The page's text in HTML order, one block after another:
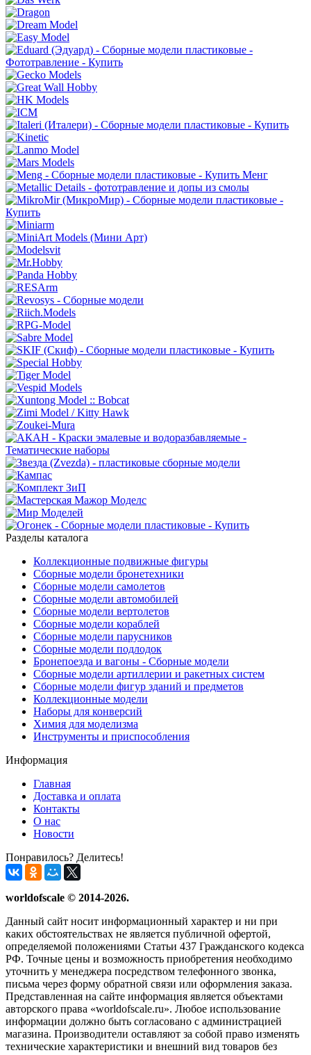
Разделы каталога
Коллекционные подвижные фигуры
Сборные модели бронетехники
Сборные модели самолетов
Сборные модели автомобилей
Сборные модели вертолетов
Сборные модели кораблей
Сборные модели парусников
Сборные модели подлодок
Бронепоезда и вагоны - Сборные модели
Сборные модели артиллерии и ракетных систем
Сборные модели фигур зданий и предметов
Коллекционные модели
Наборы для конверсий
Химия для моделизма
Инструменты и приспособления
Информация
Главная
Доставка и оплата
Контакты
О нас
Новости
Понравилось? Делитесь!
worldofscale © 2014-2026.
Данный сайт носит информационный характер и ни при
каких обстоятельствах не является публичной офертой,
определяемой положениями Статьи 437 Гражданского кодекса
РФ. Точные цены и возможность приобретения необходимо
уточнить у менеджера посредством телефонного звонка,
письма через форму обратной связи или оформления заказа.
Представленная на сайте информация является объектами
авторского права «worldofscale.ru». Любое использование
информации должно быть согласовано с администрацией
магазина. Производители оставляют за собой право изменять
технические характеристики и внешний вид товаров без